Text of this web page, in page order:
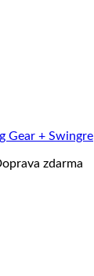
Gear + Swingre
zdarma